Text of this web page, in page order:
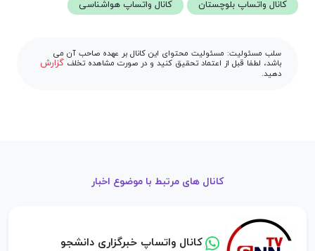
کانال واتساپ بلوچستان کانال واتساپ هواشناسی
سلب مسئولیت: مسئولیت محتوای این کانال بر عهده صاحب آن می
باشد، لطفا قبل از اعتماد تحقیق کنید و در صورت مشاهده تخلف گزارش
دهید.
کانال های مرتبط با موضوع اخبار
کانال واتساپ خبرگزاری دانشجو